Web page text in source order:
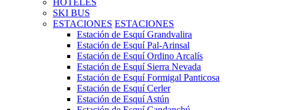
SKI BUS
ESTACIONES ESTACIONES
Estación de Esquí Grandvalira
Estación de Esquí Pal-Arinsal
Estación de Esquí Ordino Arcalís
Estación de Esquí Sierra Nevada
Estación de Esquí Formigal Panticosa
Estación de Esquí Cerler
Estación de Esquí Astún